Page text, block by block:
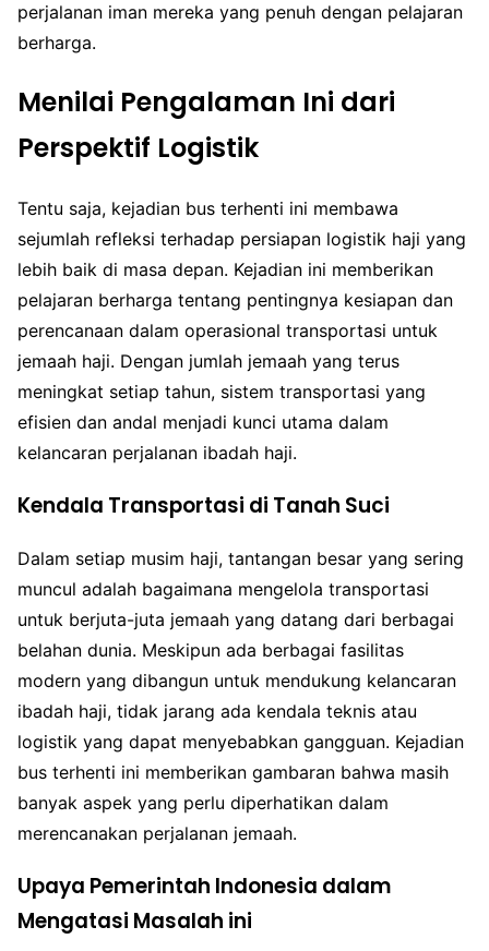
perjalanan iman mereka yang penuh dengan pelajaran
berharga.
Menilai Pengalaman Ini dari
Perspektif Logistik
Tentu saja, kejadian bus terhenti ini membawa
sejumlah refleksi terhadap persiapan logistik haji yang
lebih baik di masa depan. Kejadian ini memberikan
pelajaran berharga tentang pentingnya kesiapan dan
perencanaan dalam operasional transportasi untuk
jemaah haji. Dengan jumlah jemaah yang terus
meningkat setiap tahun, sistem transportasi yang
efisien dan andal menjadi kunci utama dalam
kelancaran perjalanan ibadah haji.
Kendala Transportasi di Tanah Suci
Dalam setiap musim haji, tantangan besar yang sering
muncul adalah bagaimana mengelola transportasi
untuk berjuta-juta jemaah yang datang dari berbagai
belahan dunia. Meskipun ada berbagai fasilitas
modern yang dibangun untuk mendukung kelancaran
ibadah haji, tidak jarang ada kendala teknis atau
logistik yang dapat menyebabkan gangguan. Kejadian
bus terhenti ini memberikan gambaran bahwa masih
banyak aspek yang perlu diperhatikan dalam
merencanakan perjalanan jemaah.
Upaya Pemerintah Indonesia dalam
Mengatasi Masalah ini